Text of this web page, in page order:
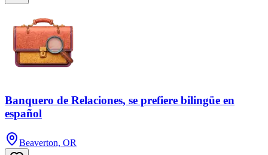
Banquero de Relaciones, se prefiere bilingüe en
español
Beaverton, OR